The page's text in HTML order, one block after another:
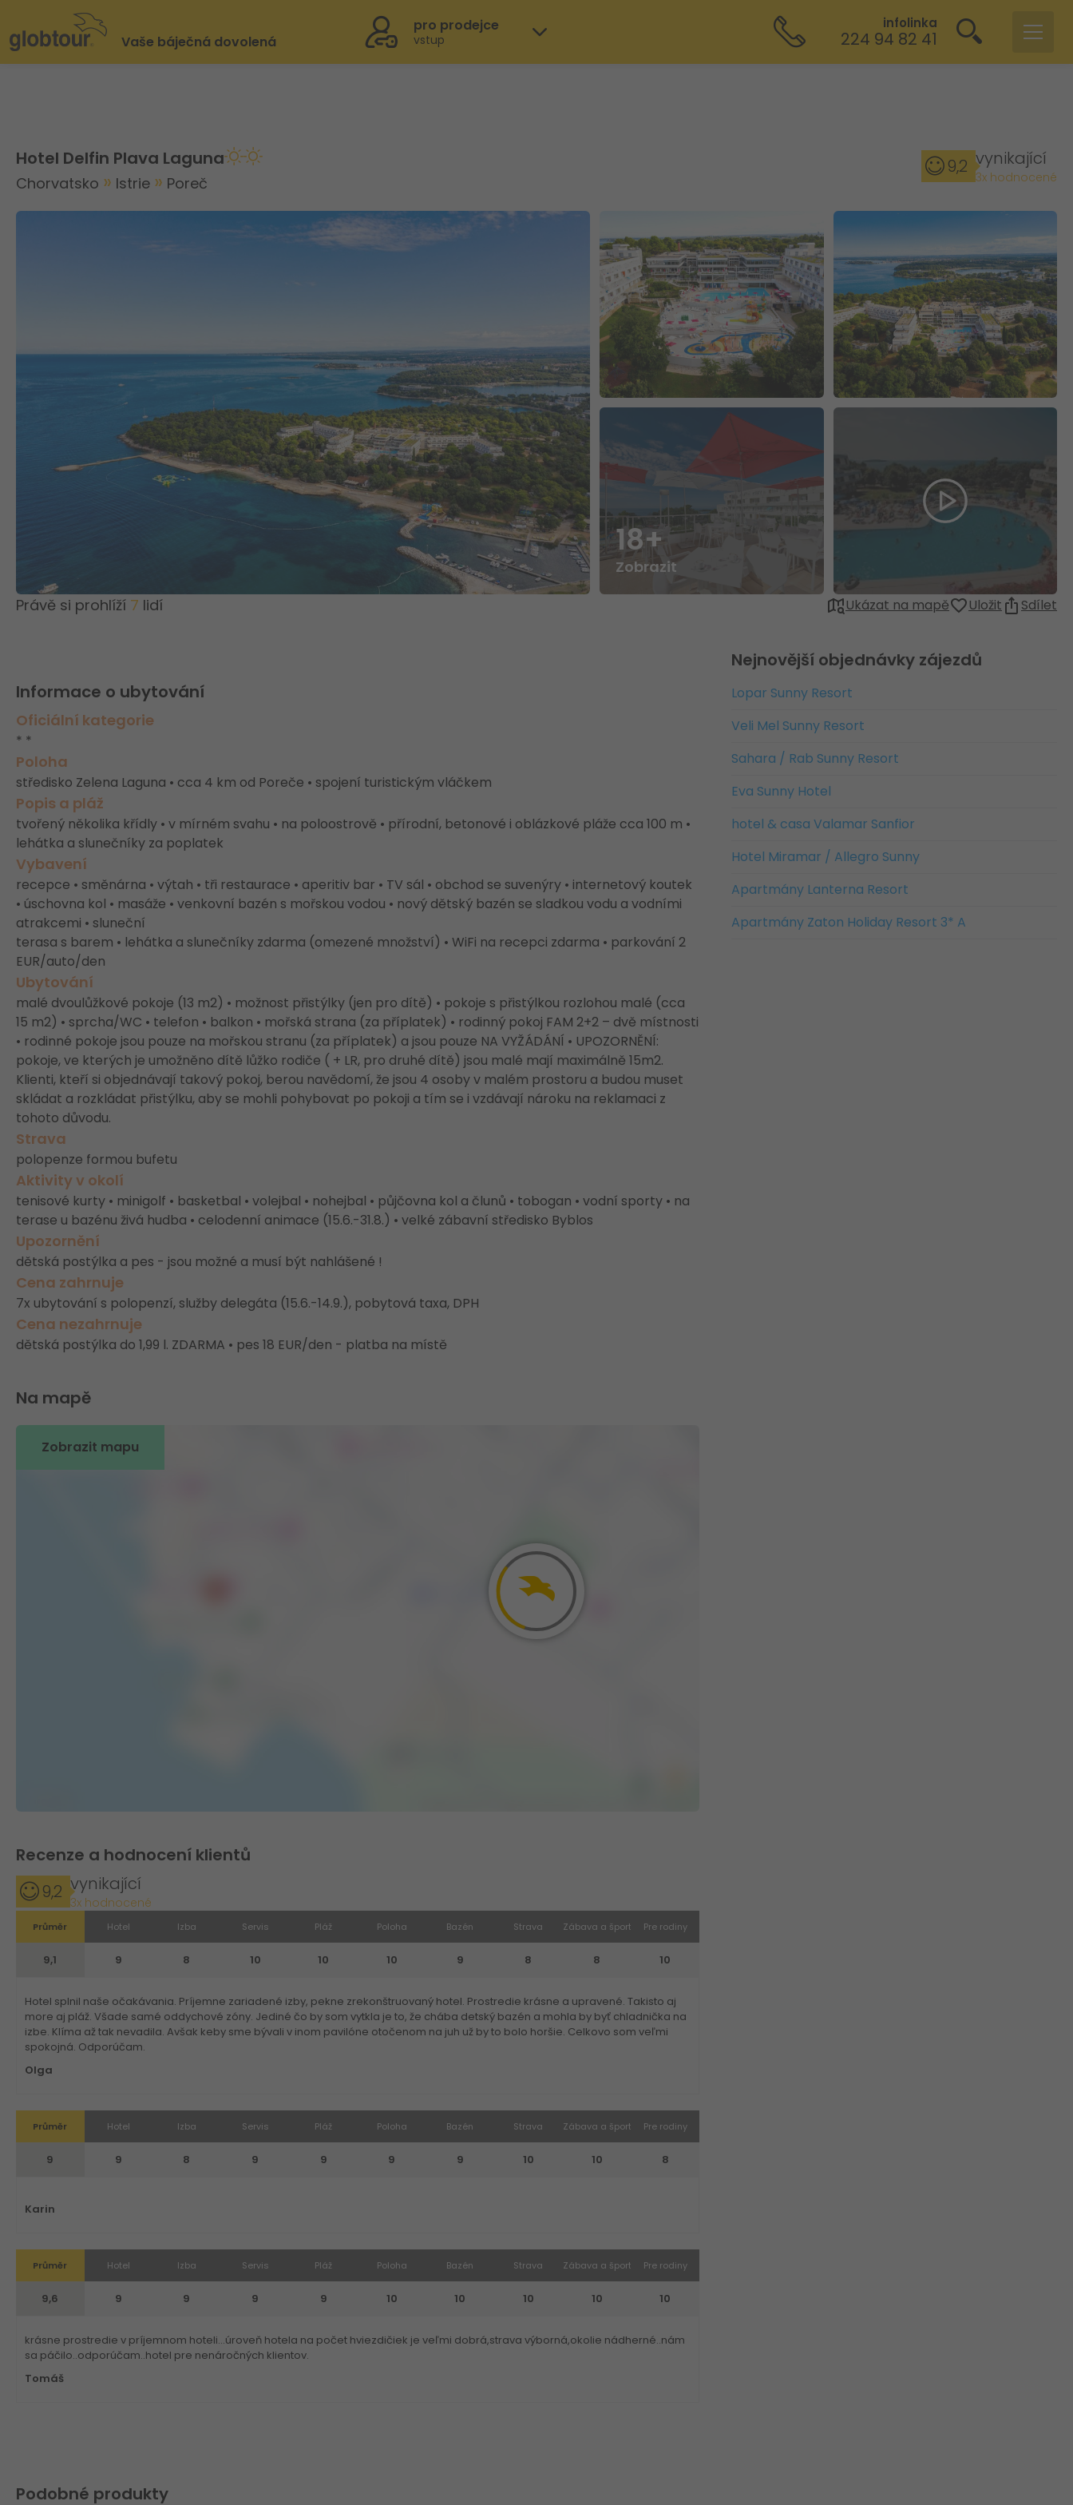
Vaše báječná dovolená
pro prodejce
vstup
infolinka
224 94 82 41
Hotel Delfin Plava Laguna
Chorvatsko Istrie Poreč
9,2 vynikající
3x hodnocené
18+
Zobrazit
Právě si prohlíží 7 lidí Ukázat na mapě Uložit Sdílet
Informace o ubytování
Oficiální kategorie
* *
Poloha
středisko Zelena Laguna • cca 4 km od Poreče • spojení turistickým vláčkem
Popis a pláž
tvořený několika křídly • v mírném svahu • na poloostrově • přírodní, betonové i oblázkové pláže cca 100 m •
lehátka a slunečníky za poplatek
Vybavení
recepce • směnárna • výtah • tři restaurace • aperitiv bar • TV sál • obchod se suvenýry • internetový koutek
• úschovna kol • masáže • venkovní bazén s mořskou vodou • nový dětský bazén se sladkou vodu a vodními
atrakcemi • sluneční
terasa s barem • lehátka a slunečníky zdarma (omezené množství) • WiFi na recepci zdarma • parkování 2
EUR/auto/den
Ubytování
malé dvoulůžkové pokoje (13 m2) • možnost přistýlky (jen pro dítě) • pokoje s přistýlkou rozlohou malé (cca
15 m2) • sprcha/WC • telefon • balkon • mořská strana (za příplatek) • rodinný pokoj FAM 2+2 – dvě místnosti
• rodinné pokoje jsou pouze na mořskou stranu (za příplatek) a jsou pouze NA VYŽÁDÁNÍ • UPOZORNĚNÍ:
pokoje, ve kterých je umožněno dítě lůžko rodiče ( + LR, pro druhé dítě) jsou malé mají maximálně 15m2.
Klienti, kteří si objednávají takový pokoj, berou navědomí, že jsou 4 osoby v malém prostoru a budou muset
skládat a rozkládat přistýlku, aby se mohli pohybovat po pokoji a tím se i vzdávají nároku na reklamaci z
tohoto důvodu.
Strava
polopenze formou bufetu
Aktivity v okolí
tenisové kurty • minigolf • basketbal • volejbal • nohejbal • půjčovna kol a člunů • tobogan • vodní sporty • na
terase u bazénu živá hudba • celodenní animace (15.6.-31.8.) • velké zábavní středisko Byblos
Upozornění
dětská postýlka a pes - jsou možné a musí být nahlášené !
Cena zahrnuje
7x ubytování s polopenzí, služby delegáta (15.6.-14.9.), pobytová taxa, DPH
Cena nezahrnuje
dětská postýlka do 1,99 l. ZDARMA • pes 18 EUR/den - platba na místě
Na mapě
Zobrazit mapu
Recenze a hodnocení klientů
9,2 vynikající
3x hodnocené
Průměr
9,1
Hotel
9
Izba
8
Servis
10
Pláž
10
Poloha
10
Bazén
9
Strava
8
Zábava a šport
8
Pre rodiny
10
Hotel splnil naše očakávania. Príjemne zariadené izby, pekne zrekonštruovaný hotel. Prostredie krásne a upravené. Takisto aj
more aj pláž. Všade samé oddychové zóny. Jediné čo by som vytkla je to, že chába detský bazén a mohla by byť chladnička na
izbe. Klíma až tak nevadila. Avšak keby sme bývali v inom pavilóne otočenom na juh už by to bolo horšie. Celkovo som veľmi
spokojná. Odporúčam.
Olga
Průměr
9
Hotel
9
Izba
8
Servis
9
Pláž
9
Poloha
9
Bazén
9
Strava
10
Zábava a šport
10
Pre rodiny
8
Karin
Průměr
9,6
Hotel
9
Izba
9
Servis
9
Pláž
9
Poloha
10
Bazén
10
Strava
10
Zábava a šport
10
Pre rodiny
10
krásne prostredie v príjemnom hoteli...úroveň hotela na počet hviezdičiek je veľmi dobrá,strava výborná,okolie nádherné..nám
sa páčilo..odporúčam..hotel pre nenáročných klientov.
Tomáš
Nejnovější objednávky zájezdů
Lopar Sunny Resort
Veli Mel Sunny Resort
Sahara / Rab Sunny Resort
Eva Sunny Hotel
hotel & casa Valamar Sanfior
Hotel Miramar / Allegro Sunny
Apartmány Lanterna Resort
Apartmány Zaton Holiday Resort 3* A
Podobné produkty